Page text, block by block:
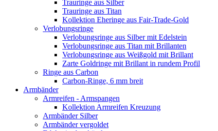
Trauringe aus Silber
Trauringe aus Titan
Kollektion Eheringe aus Fair-Trade-Gold
Verlobungsringe
Verlobungsringe aus Silber mit Edelstein
Verlobungsringe aus Titan mit Brillanten
Verlobungsringe aus Weißgold mit Brillant
Zarte Goldringe mit Brillant in rundem Profil
Ringe aus Carbon
Carbon-Ringe, 6 mm breit
Armbänder
Armreifen - Armspangen
Kollektion Armreifen Kreuzung
Armbänder Silber
Armbänder vergoldet